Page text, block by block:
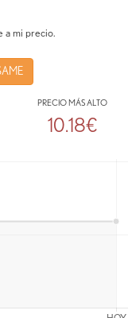
a mi precio.
PRECIO MÁS ALTO
10.18€